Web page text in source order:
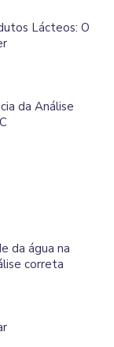
Lácteos: O
da Análise
da água na
correta